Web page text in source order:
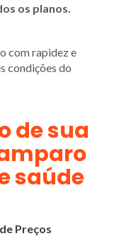
os planos.
com rapidez e
condições do
de sua
saúde
Preços